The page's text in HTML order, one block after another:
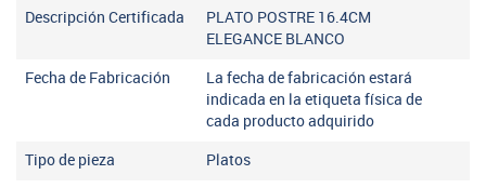
Descripción Certificada
PLATO POSTRE 16.4CM
ELEGANCE BLANCO
Fecha de Fabricación
La fecha de fabricación estará
indicada en la etiqueta física de
cada producto adquirido
Tipo de pieza Platos